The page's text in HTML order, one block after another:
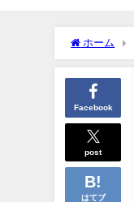
ホーム
Facebook
post
はてブ